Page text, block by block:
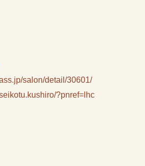
salon/detail/30601/
?pnref=lhc